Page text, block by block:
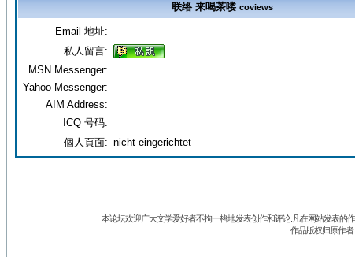
联络 来喝茶喽 coviews
Email 地址:
私人留言:
MSN Messenger:
Yahoo Messenger:
AIM Address:
ICQ 号码:
個人頁面: nicht eingerichtet
本论坛欢迎广大文学爱好者不拘一格地发表创作和评论.凡在网站发表的
作品版权归原作